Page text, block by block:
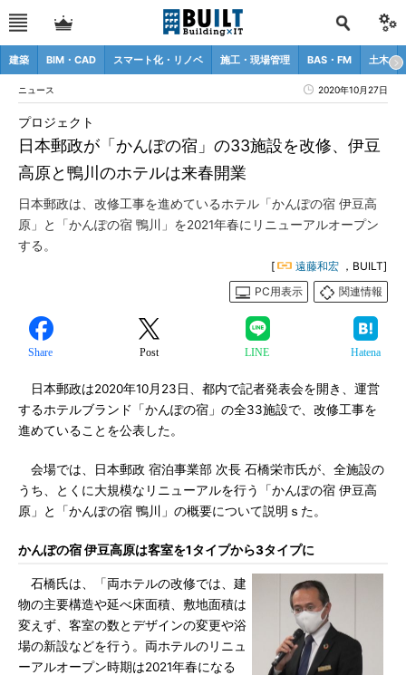
建築 BIM・CAD スマート化・リノベ 施工・現場管理 BAS・FM 土木
ニュース 2020年10月27日
日本郵政が「かんぽの宿」の33施設を改修、伊豆
高原と鴨川のホテルは来春開業
プロジェクト
日本郵政は、改修工事を進めているホテル「かんぽの宿 伊豆高
原」と「かんぽの宿 鴨川」を2021年春にリニューアルオープン
する。
[ 遠藤和宏 ，BUILT]
PC用表示
関連情報
Share Post LINE Hatena
日本郵政は2020年10月23日、都内で記者発表会を開き、運営
するホテルブランド「かんぽの宿」の全33施設で、改修工事を
進めていることを公表した。
会場では、日本郵政 宿泊事業部 次長 石橋栄市氏が、全施設の
うち、とくに大規模なリニューアルを行う「かんぽの宿 伊豆高
原」と「かんぽの宿 鴨川」の概要について説明ｓた。
かんぽの宿 伊豆高原は客室を1タイプから3タイプに
石橋氏は、「両ホテルの改修では、建
物の主要構造や延べ床面積、敷地面積は
変えず、客室の数とデザインの変更や浴
場の新設などを行う。両ホテルのリニュ
ーアルオープン時期は2021年春になる